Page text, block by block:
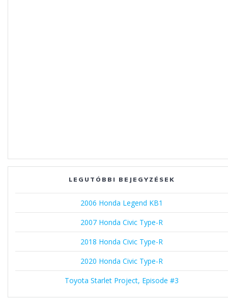
LEGUTÓBBI BEJEGYZÉSEK
2006 Honda Legend KB1
2007 Honda Civic Type-R
2018 Honda Civic Type-R
2020 Honda Civic Type-R
Toyota Starlet Project, Episode #3